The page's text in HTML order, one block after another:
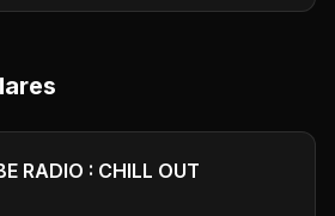
RADIO : CHILL OUT